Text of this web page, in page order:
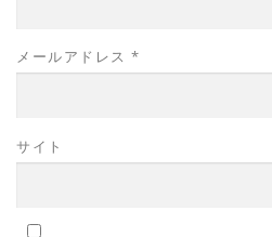
メールアドレス *
サイト